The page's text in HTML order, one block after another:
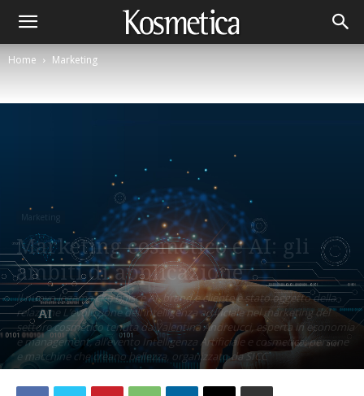
Home Marketing
Marketing
Marketing cosmetico e AI: gli
ambiti di applicazione
Il nuovo legame che unisce AI, brand e cliente è stato oggetto della
relazione L’evoluzione dell’intelligenza artificiale nel marketing del
settore cosmetico tenuta da Valentina Andreucci, esperta in economia
e management, all’evento Intelligenza Artificiale e cosmetica: persone
e macchine che creano bellezza, organizzato da SICC